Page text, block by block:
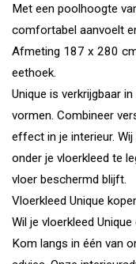
Met een poolhoogte
comfortabel aanvoelt
Afmeting 187 x 280
eethoek.
Unique is verkrijgbaar
vormen. Combineer
effect in je interieur.
onder je vloerkleed te
vloer beschermd blijft.
Vloerkleed Unique
Wil je vloerkleed
Kom langs in één van